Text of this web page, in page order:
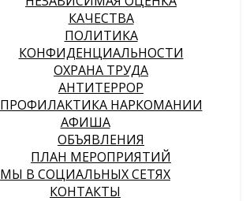
КАЧЕСТВА
ПОЛИТИКА
КОНФИДЕНЦИАЛЬНОСТИ
ОХРАНА ТРУДА
АНТИТЕРРОР
ПРОФИЛАКТИКА НАРКОМАНИИ
АФИША
ОБЪЯВЛЕНИЯ
ПЛАН МЕРОПРИЯТИЙ
МЫ В СОЦИАЛЬНЫХ СЕТЯХ
КОНТАКТЫ